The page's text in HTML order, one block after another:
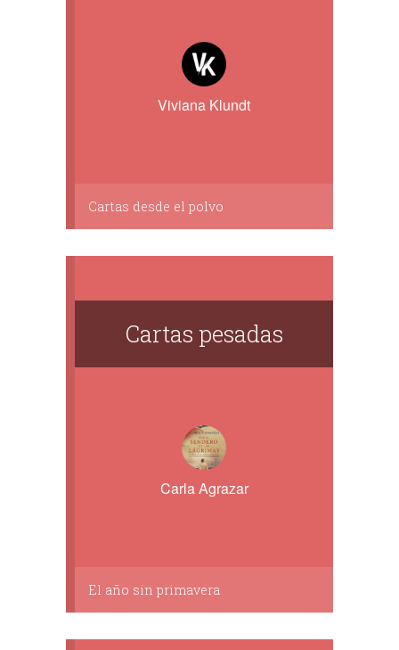
Viviana Klundt
Cartas desde el polvo
Cartas pesadas
Carla Agrazar
El año sin primavera